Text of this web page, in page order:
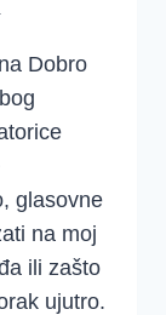
Dobro
glasovne
na moj
ili zašto
ujutro.